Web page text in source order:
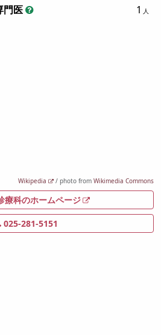
門医 1
Wikipedia / photo from Wikimedia Commons
療科のホームページ
025-281-5151